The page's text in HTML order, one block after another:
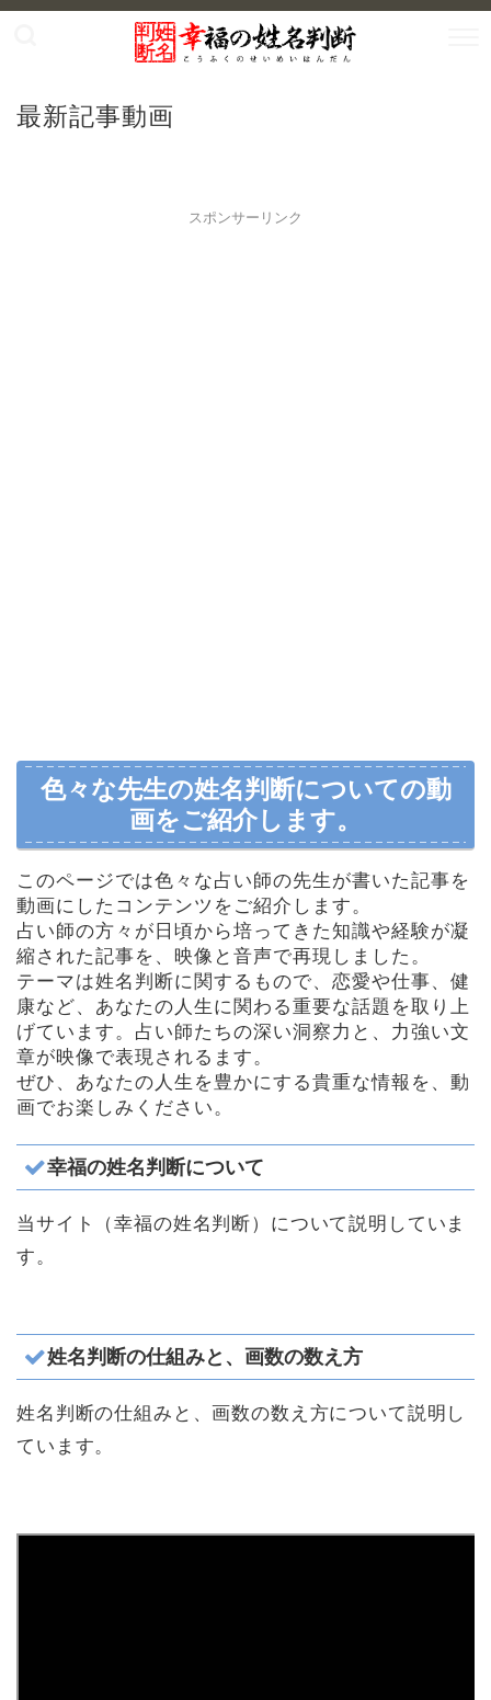
最新記事動画
スポンサーリンク
色々な先生の姓名判断についての動
画をご紹介します。
このページでは色々な占い師の先生が書いた記事を
動画にしたコンテンツをご紹介します。
占い師の方々が日頃から培ってきた知識や経験が凝
縮された記事を、映像と音声で再現しました。
テーマは姓名判断に関するもので、恋愛や仕事、健
康など、あなたの人生に関わる重要な話題を取り上
げています。占い師たちの深い洞察力と、力強い文
章が映像で表現されるます。
ぜひ、あなたの人生を豊かにする貴重な情報を、動
画でお楽しみください。
幸福の姓名判断について
当サイト（幸福の姓名判断）について説明していま
す。
姓名判断の仕組みと、画数の数え方
姓名判断の仕組みと、画数の数え方について説明し
ています。